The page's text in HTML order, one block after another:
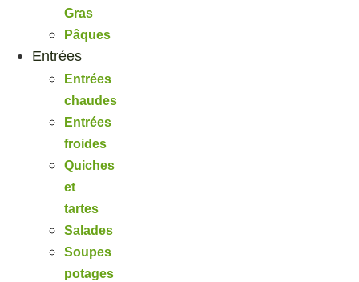
Gras
Pâques
Entrées
Entrées
chaudes
Entrées
froides
Quiches
et
tartes
Salades
Soupes
potages